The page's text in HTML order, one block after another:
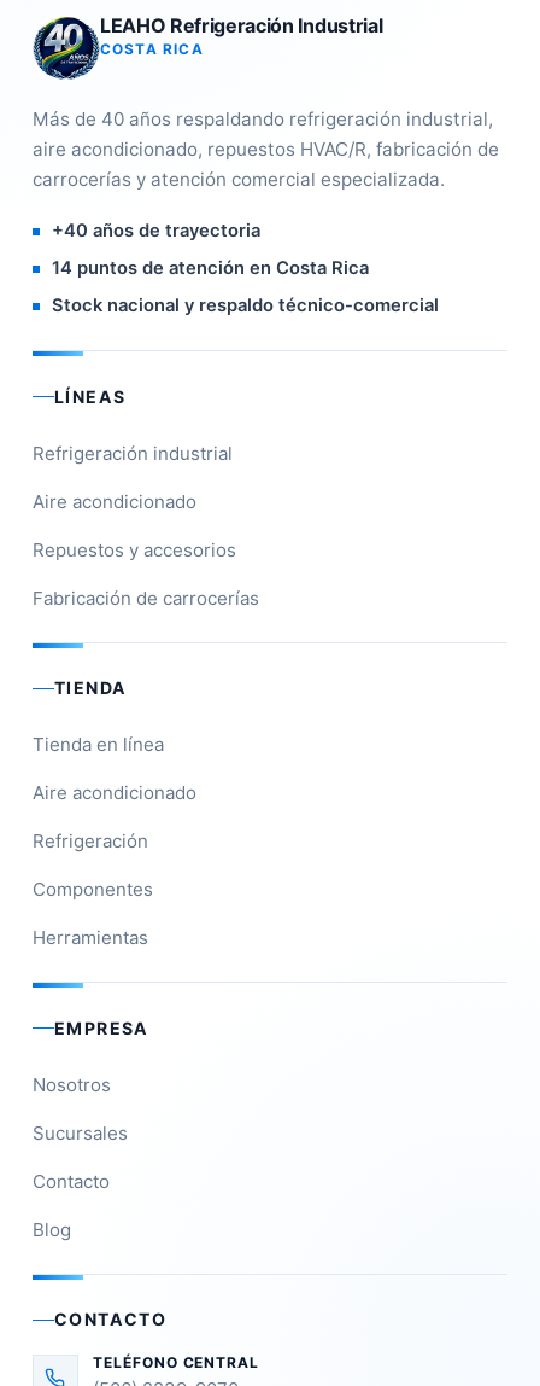
LEAHO Refrigeración Industrial
COSTA RICA
Más de 40 años respaldando refrigeración industrial,
aire acondicionado, repuestos HVAC/R, fabricación de
carrocerías y atención comercial especializada.
+40 años de trayectoria
14 puntos de atención en Costa Rica
Stock nacional y respaldo técnico-comercial
LÍNEAS
Refrigeración industrial
Aire acondicionado
Repuestos y accesorios
Fabricación de carrocerías
TIENDA
Tienda en línea
Aire acondicionado
Refrigeración
Componentes
Herramientas
EMPRESA
Nosotros
Sucursales
Contacto
Blog
CONTACTO
TELÉFONO CENTRAL